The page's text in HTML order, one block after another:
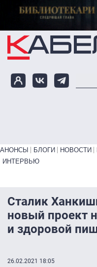
Перейти к основному
Primary links bottom
АНОНСЫ БЛОГИ НОВОСТИ
ИНТЕРВЬЮ
Сталик
новый проект
и здоровой
26.02.2021 18:05